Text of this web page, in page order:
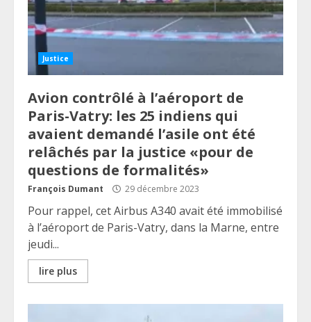
Justice
Avion contrôlé à l’aéroport de
Paris-Vatry: les 25 indiens qui
avaient demandé l’asile ont été
relâchés par la justice «pour de
questions de formalités»
François Dumant 29 décembre 2023
Pour rappel, cet Airbus A340 avait été immobilisé
à l’aéroport de Paris-Vatry, dans la Marne, entre
jeudi...
lire plus